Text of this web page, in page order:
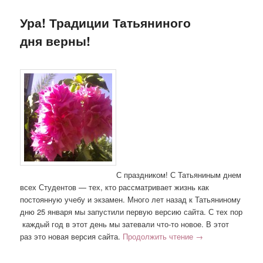
Ура! Традиции Татьяниного
дня верны!
С праздником! С Татьяниным днем
всех Студентов — тех, кто рассматривает жизнь как
постоянную учебу и экзамен. Много лет назад к Татьяниному
дню 25 января мы запустили первую версию сайта. С тех пор
каждый год в этот день мы затевали что-то новое. В этот
раз это новая версия сайта. Продолжить чтение →